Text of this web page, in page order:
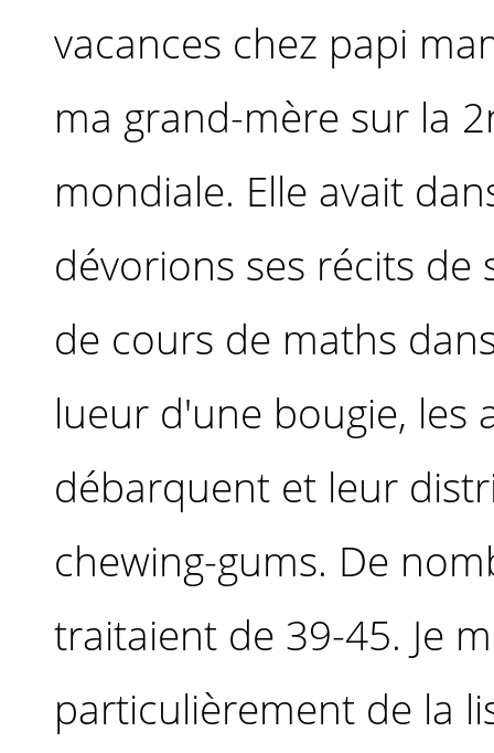
vacances chez papi
ma grand-mère sur la
mondiale. Elle avait
dévorions ses récits de
de cours de maths
lueur d'une bougie, les
débarquent et leur
chewing-gums. De
traitaient de 39-45. Je
particulièrement de la